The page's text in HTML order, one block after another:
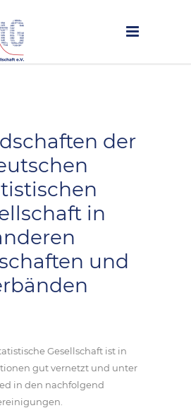
der
in
und
Gesellschaft ist in
gut vernetzt und unter
in den nachfolgend